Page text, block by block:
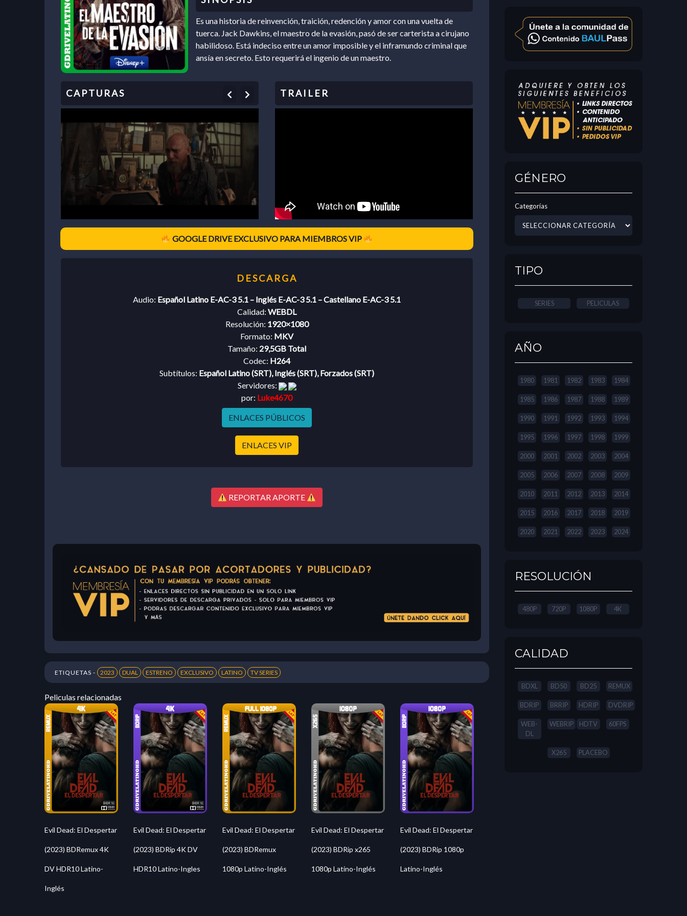
Es una historia de reinvención, traición, redención y amor con una vuelta de
tuerca. Jack Dawkins, el maestro de la evasión, pasó de ser carterista a cirujano
habilidoso. Está indeciso entre un amor imposible y el inframundo criminal que
ansía en secreto. Esto requerirá el ingenio de un maestro.
Previous
GOOGLE DRIVE EXCLUSIVO PARA MIEMBROS VIP
Audio: Español Latino E-AC-3 5.1 – Inglés E-AC-3 5.1 – Castellano E-AC-3 5.1
Calidad: WEBDL
Resolución: 1920×1080
Formato: MKV
Tamaño: 29,5GB Total
Codec: H264
Subtítulos: Español Latino (SRT), Inglés (SRT), Forzados (SRT)
Servidores:
por: Luke4670
ENLACES PÚBLICOS
ENLACES VIP
REPORTAR APORTE
ETIQUETAS - 2023 DUAL ESTRENO EXCLUSIVO LATINO TV SERIES
Peliculas relacionadas
Evil Dead: El Despertar
(2023) BDRemux 4K
DV HDR10 Latino-
Inglés
Evil Dead: El Despertar
(2023) BDRip 4K DV
HDR10 Latino-Ingles
Evil Dead: El Despertar
(2023) BDRemux
1080p Latino-Inglés
Evil Dead: El Despertar
(2023) BDRip x265
1080p Latino-Inglés
Evil Dead: El Despertar
(2023) BDRip 1080p
Latino-Inglés
GÉNERO
Categorías
TIPO
SERIES PELICULAS
AÑO
1980 1981 1982 1983 1984
1985 1986 1987 1988 1989
1990 1991 1992 1993 1994
1995 1996 1997 1998 1999
2000 2001 2002 2003 2004
2005 2006 2007 2008 2009
2010 2011 2012 2013 2014
2015 2016 2017 2018 2019
2020 2021 2022 2023 2024
RESOLUCIÓN
480P 720P 1080P 4K
CALIDAD
BDXL BD50 BD25 REMUX
BDRIP BRRIP HDRIP DVDRIP
WEB-
DL
WEBRIP HDTV 60FPS
X265 PLACEBO